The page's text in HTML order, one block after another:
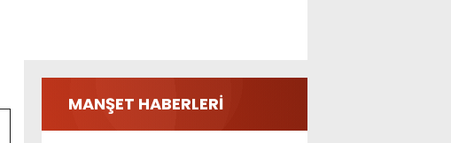
MANŞET HABERLERİ